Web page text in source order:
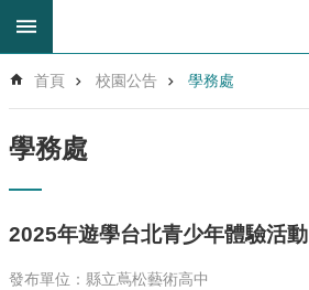
跳到主要內容區塊
階
搜
首
站
首頁 校園公告 學務處
學務處
2025年遊學台北青少年體驗活動
發布單位：縣立蔦松藝術高中